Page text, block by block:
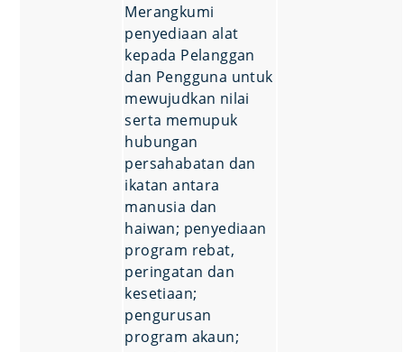
Merangkumi
penyediaan alat
kepada Pelanggan
dan Pengguna untuk
mewujudkan nilai
serta memupuk
hubungan
persahabatan dan
ikatan antara
manusia dan
haiwan; penyediaan
program rebat,
peringatan dan
kesetiaan;
pengurusan
program akaun;